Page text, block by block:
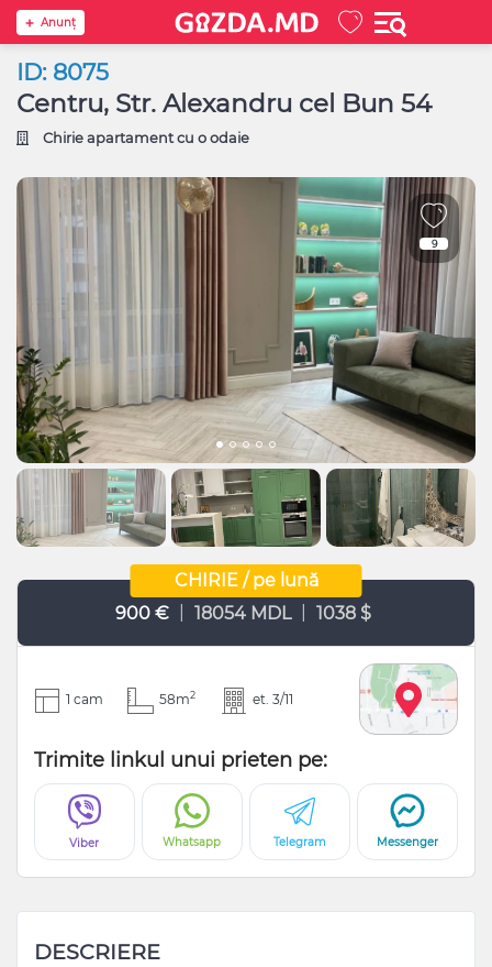
Anunţ
ID: 8075
Centru, Str. Alexandru cel Bun 54
Chirie apartament cu o odaie
9
CHIRIE / pe lună
900 €
18054 MDL 1038 $
1 cam 58m2 et. 3/11
Trimite linkul unui prieten pe:
Viber Whatsapp Telegram Messenger
DESCRIERE